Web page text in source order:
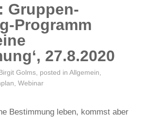
Gruppen-
Programm
27.8.2020
Golms , posted inAllgemein
,Webinar
Bestimmung leben, kommst aber